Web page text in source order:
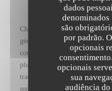
dados
denominados
são
por padrão.
opcionais
opcionais
sua
audiência
has responded
Cher Monsieur Fischer, Merci
généreux, ils nous vont droit
contribué à faire de votre
plus belle des récompenses
transmettrons bien sûr vos
sommelier. Nous serons ravis